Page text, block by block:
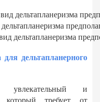
дельтапланеризма
дельтапланеризма
дельтапланерного
увлекательный и
который требует от